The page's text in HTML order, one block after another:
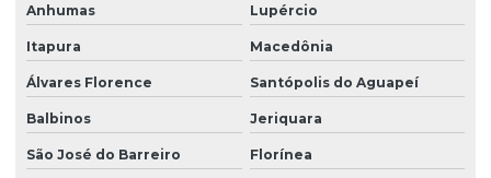
Anhumas Lupércio
Itapura Macedônia
Álvares Florence Santópolis do Aguapeí
Balbinos Jeriquara
São José do Barreiro Florínea